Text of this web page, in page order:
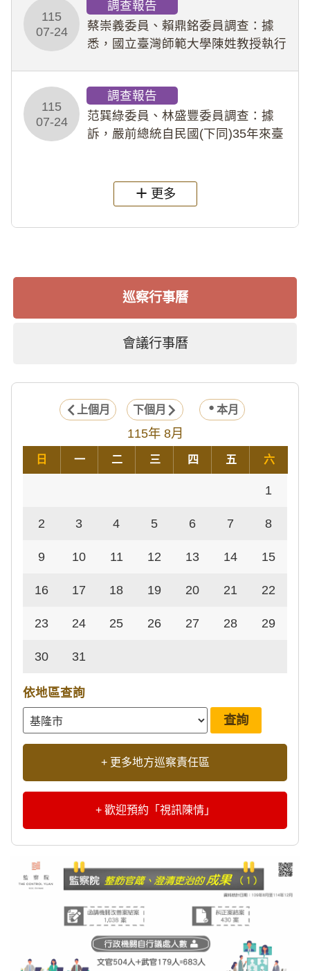
行拍攝特定樣態性影像並以手機傳送
劉師。該生因畏懼成
115
07-24
調查報告
蔡崇義委員、賴鼎銘委員調查：據
悉，國立臺灣師範大學陳姓教授執行
術倫理等情案調查報告。(115教調
31)
115
07-24
調查報告
范巽綠委員、林盛豐委員調查：據
訴，嚴前總統自民國(下同)35年來臺
過世後，總統府於89年間函請其家屬
繼續留住
更多
巡察行事曆
會議行事曆
上個月 下個月 本月
115年 8月
日 一 二 三 四 五 六
1
2 3 4 5 6 7 8
9 10 11 12 13 14 15
16 17 18 19 20 21 22
23 24 25 26 27 28 29
30 31
依地區查詢
+ 更多地方巡察責任區
+ 歡迎預約「視訊陳情」